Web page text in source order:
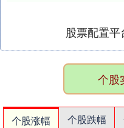
股票配置
个股
个股涨幅 个股跌幅